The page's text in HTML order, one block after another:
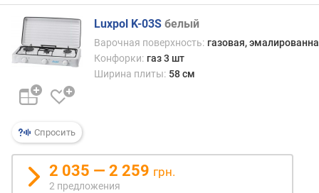
(
к
т
)
к
с
с
э
н
Спросить
Luxpol K-03S белый
Варочная поверхность: газовая,
Конфорки: газ 3 шт
Ширина плиты: 58 см
2 035 — 2 259 грн.
2 предложения